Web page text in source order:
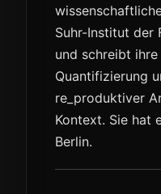
Suhr-Institut der
und schreibt
Quantifizierung
re_produktiver
Kontext. Sie hat
Berlin.